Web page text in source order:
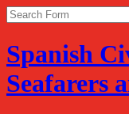
Spanish
Seafarers